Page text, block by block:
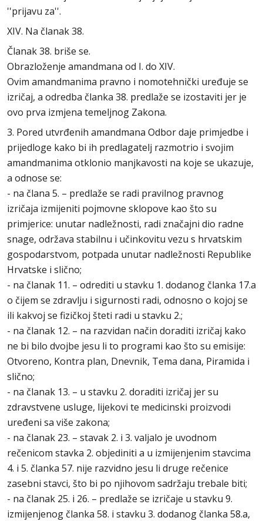
''prijavu za''.
XIV. Na članak 38.
Članak 38. briše se.
Obrazloženje amandmana od I. do XIV.
Ovim amandmanima pravno i nomotehnički uređuje se
izričaj, a odredba članka 38. predlaže se izostaviti jer je
ovo prva izmjena temeljnog Zakona.
3. Pored utvrđenih amandmana Odbor daje primjedbe i
prijedloge kako bi ih predlagatelj razmotrio i svojim
amandmanima otklonio manjkavosti na koje se ukazuje,
a odnose se:
- na člana 5. – predlaže se radi pravilnog pravnog
izričaja izmijeniti pojmovne sklopove kao što su
primjerice: unutar nadležnosti, radi značajni dio radne
snage, održava stabilnu i učinkovitu vezu s hrvatskim
gospodarstvom, potpada unutar nadležnosti Republike
Hrvatske i slično;
- na članak 11. – odrediti u stavku 1. dodanog članka 17.a
o čijem se zdravlju i sigurnosti radi, odnosno o kojoj se
ili kakvoj se fizičkoj šteti radi u stavku 2.;
- na članak 12. – na razvidan način doraditi izričaj kako
ne bi bilo dvojbe jesu li to programi kao što su emisije:
Otvoreno, Kontra plan, Dnevnik, Tema dana, Piramida i
slično;
- na članak 13. – u stavku 2. doraditi izričaj jer su
zdravstvene usluge, lijekovi te medicinski proizvodi
uređeni sa više zakona;
- na članak 23. – stavak 2. i 3. valjalo je uvodnom
rečenicom stavka 2. objediniti a u izmijenjenim stavcima
4. i 5. članka 57. nije razvidno jesu li druge rečenice
zasebni stavci, što bi po njihovom sadržaju trebale biti;
- na članak 25. i 26. – predlaže se izričaje u stavku 9.
izmijenjenog članka 58. i stavku 3. dodanog članka 58.a,